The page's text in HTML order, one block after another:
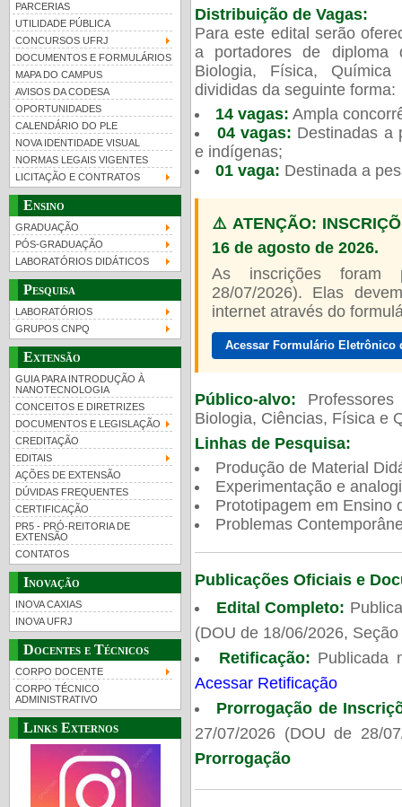
PARCERIAS
UTILIDADE PÚBLICA
CONCURSOS UFRJ
DOCUMENTOS E FORMULÁRIOS
MAPA DO CAMPUS
AVISOS DA CODESA
OPORTUNIDADES
CALENDÁRIO DO PLE
NOVA IDENTIDADE VISUAL
NORMAS LEGAIS VIGENTES
LICITAÇÃO E CONTRATOS
Ensino
GRADUAÇÃO
PÓS-GRADUAÇÃO
LABORATÓRIOS DIDÁTICOS
Pesquisa
LABORATÓRIOS
GRUPOS CNPQ
Extensão
GUIA PARA INTRODUÇÃO À
NANOTECNOLOGIA
CONCEITOS E DIRETRIZES
DOCUMENTOS E LEGISLAÇÃO
CREDITAÇÃO
EDITAIS
AÇÕES DE EXTENSÃO
DÚVIDAS FREQUENTES
CERTIFICAÇÃO
PR5 - PRÓ-REITORIA DE
EXTENSÃO
CONTATOS
Inovação
INOVA CAXIAS
INOVA UFRJ
Docentes e Técnicos
CORPO DOCENTE
CORPO TÉCNICO
ADMINISTRATIVO
Links Externos
Distribuição de Vagas:
Para este edital serão
a portadores de diploma
Biologia, Física,
divididas da seguinte forma:
14 vagas: Ampla
04 vagas: Destinadas a
e indígenas;
01 vaga: Destinada a
⚠️ ATENÇÃO:
16 de agosto de 2026.
As inscrições foram
28/07/2026). Elas
internet através do
Acessar Formulário
Público-alvo:
Biologia, Ciências, Física e
Linhas de Pesquisa:
Produção de Material
Experimentação e
Prototipagem em Ensino
Problemas
Publicações Oficiais e
Edital Completo:
(DOU de 18/06/2026,
Retificação: Publicada
Acessar Retificação
Prorrogação de
27/07/2026 (DOU de 28/
Prorrogação
Guia de boas práticas
UFRJ 100 anos